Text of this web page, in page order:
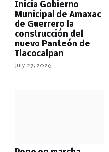
Inicia Gobierno
Municipal de Amaxac
de Guerrero la
construcción del
nuevo Panteón de
Tlacocalpan
July 27, 2026